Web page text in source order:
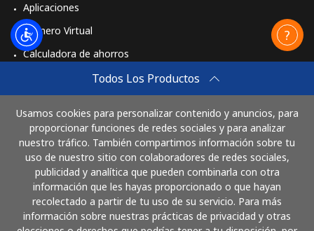
Todos Los Productos
Usamos cookies para personalizar contenido y anuncios, para
proporcionar funciones de redes sociales y para analizar
nuestro tráfico. También compartimos información sobre tu
uso de nuestro sitio con colaboradores de redes sociales,
publicidad y analítica que pueden combinarla con otra
información que les hayas proporcionado o que hayan
recolectado a partir de tu uso de su servicio. Para más
información sobre nuestras prácticas de privacidad y otras
Aplicaciones
Número Virtual
Calculadora de ahorros
Cómo funciona
Paga con